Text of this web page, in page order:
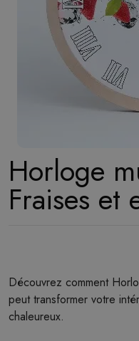
Horloge
Fraises et
Découvrez comment
peut transformer votre
chaleureux.